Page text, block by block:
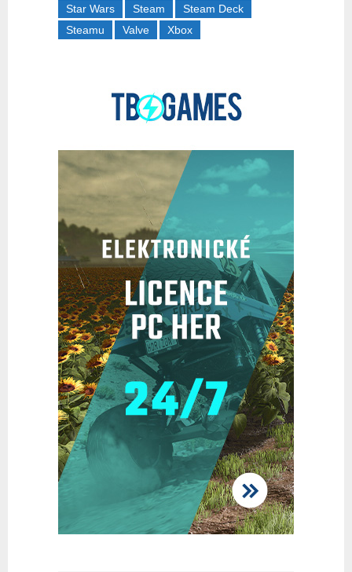
Star Wars
Steam
Steam Deck
Steamu
Valve Xbox